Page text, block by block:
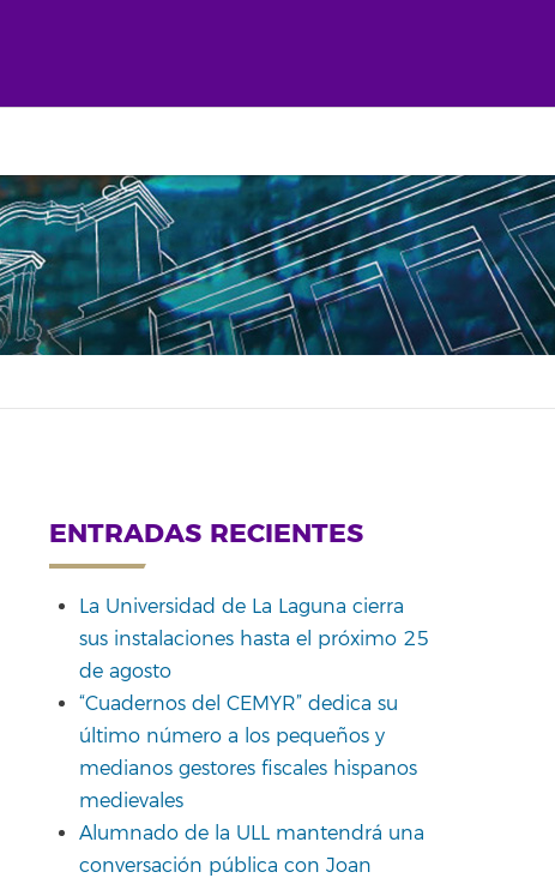
ENTRADAS RECIENTES
La Universidad de La Laguna cierra
sus instalaciones hasta el próximo 25
de agosto
“Cuadernos del CEMYR” dedica su
último número a los pequeños y
medianos gestores fiscales hispanos
medievales
Alumnado de la ULL mantendrá una
conversación pública con Joan